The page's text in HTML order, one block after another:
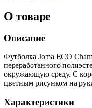
О товаре
Описание
Футболка Joma ECO
переработанного
окружающую среду. С
цветным рисунком на
Характеристики